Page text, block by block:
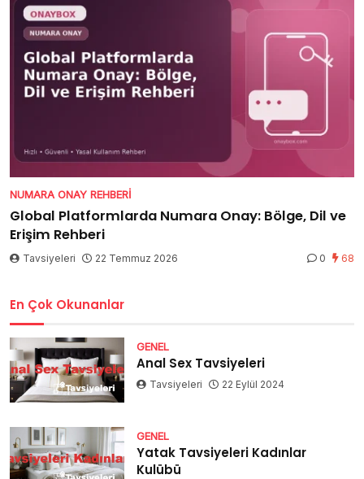
NUMARA ONAY REHBERI
Global Platformlarda Numara Onay: Bölge, Dil ve
Erişim Rehberi
Tavsiyeleri 22 Temmuz 2026 0 68
En Çok Okunanlar
GENEL
Anal Sex Tavsiyeleri
Tavsiyeleri 22 Eylül 2024
GENEL
Yatak Tavsiyeleri Kadınlar
Kulübü